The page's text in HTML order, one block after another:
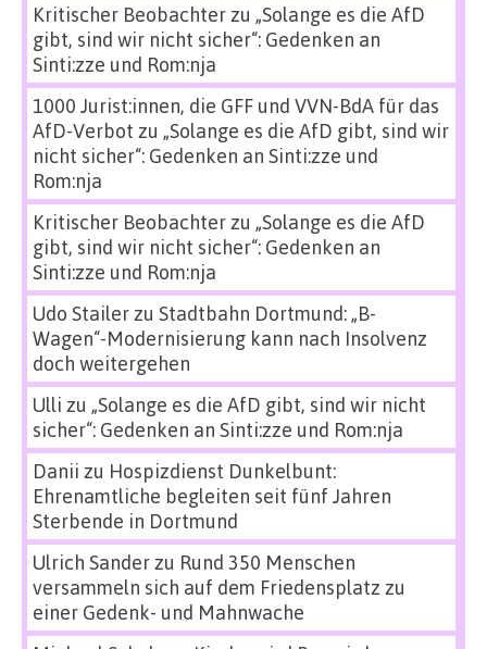
Kritischer Beobachterzu „Solange es die AfD
gibt, sind wir nicht sicher“: Gedenken an
Sinti:zze und Rom:nja
1000 Jurist:innen, die GFF und VVN-BdA für das
AfD-Verbot zu „Solange es die AfD gibt, sind wir
nicht sicher“: Gedenken an Sinti:zze und
Rom:nja
Kritischer Beobachterzu „Solange es die AfD
gibt, sind wir nicht sicher“: Gedenken an
Sinti:zze und Rom:nja
Udo Stailerzu Stadtbahn Dortmund: „B-
Wagen“-Modernisierung kann nach Insolvenz
doch weitergehen
Ulli zu „Solange es die AfD gibt, sind wir nicht
sicher“: Gedenken an Sinti:zze und Rom:nja
Danii zu Hospizdienst Dunkelbunt:
Ehrenamtliche begleiten seit fünf Jahren
Sterbende in Dortmund
Ulrich Sanderzu Rund 350 Menschen
versammeln sich auf dem Friedensplatz zu
einer Gedenk- und Mahnwache